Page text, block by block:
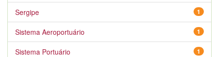
1
Sergipe
1
Sistema Aeroportuário
1
Sistema Portuário